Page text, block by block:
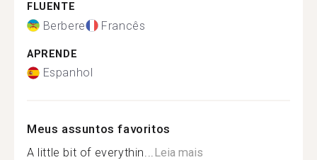
FLUENTE
Berbere Francês
APRENDE
Espanhol
Meus assuntos favoritos
A little bit of everythin...Leia mais